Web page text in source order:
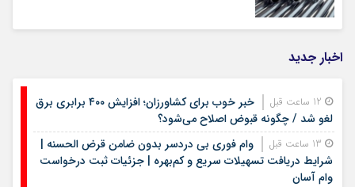
اخبار جدید
خبر خوب برای کشاورزان؛ افزایش ۴۰۰ برابری برق
لغو شد / چگونه قبوض اصلاح می‌شود؟
وام فوری بی دردسر بدون ضامن قرض الحسنه |
شرایط دریافت تسهیلات سریع و کم‌بهره | جزئیات ثبت درخواست
وام آسان